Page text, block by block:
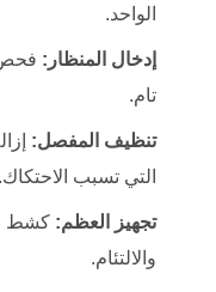
الواحد.
إدخال المنظار: فحص
تام.
تنظيف المفصل:
التي تسبب الاحتكاك.
تجهيز العظم: كشط
والالتئام.